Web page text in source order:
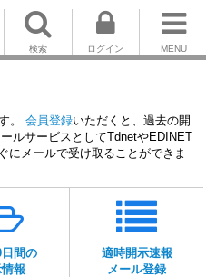
MENU
ログイン
検索
。 会員登録いただくと、過去の開
ルサービスとしてTdnetやEDINET
にメールで受け取ることができま
間の
報
適時開示速報
メール登録